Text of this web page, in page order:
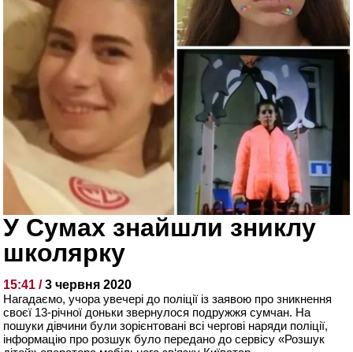
У Сумах знайшли зниклу
школярку
15:41 /3 червня 2020
Нагадаємо, учора увечері до поліції із заявою про зникнення
своєї 13-річної доньки звернулося подружжя сумчан. На
пошуки дівчини були зорієнтовані всі чергові наряди поліції,
інформацію про розшук було передано до сервісу «Розшук